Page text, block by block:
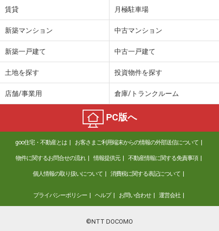
島根県松江市東出雲町錦新町５丁目
4.80万円
6.90万円
住 所
島根県松江市東出雲町揖屋
専有面積 26.08m²
間取り
1K
島根県松江市黒田町
価 格
6.75万円
住 所
島根県松江市黒田町
賃貸 月極駐車場
新築マンション 中古マンション
新築一戸建て 中古一戸建て
土地を探す 投資物件を探す
店舗/事業用 倉庫/トランクルーム
PC版へ
goo住宅・不動産とは お客さまご利用端末からの情報の外部送信について
物件に関するお問合せの流れ 情報提供元 不動産情報に関する免責事項
個人情報の取り扱いについて 消費税に関する表記について
プライバシーポリシー ヘルプ お問い合わせ 運営会社
©NTT DOCOMO